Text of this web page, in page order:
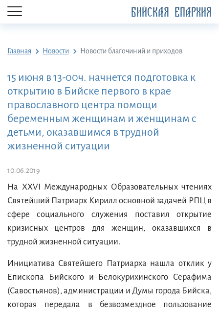
БИЙСКАЯ ЕПАРХИЯ
Главная Новости Новости благочиний и приходов
15 июня в 13-00ч. начнется подготовка к
открытию в Бийске первого в крае
православного центра помощи
беременным женщинам и женщинам с
детьми, оказавшимся в трудной
жизненной ситуации
10.06.2019
На XXVI Международных Образовательных чтениях
Святейший Патриарх Кирилл основной задачей РПЦ в
сфере социального служения поставил открытие
кризисных центров для женщин, оказавшихся в
трудной жизненной ситуации.
Инициатива Святейшего Патриарха нашла отклик у
Епископа Бийского и Белокурихинского Серафима
(Савостьянов), администрации и Думы города Бийска,
которая передала в безвозмездное пользование